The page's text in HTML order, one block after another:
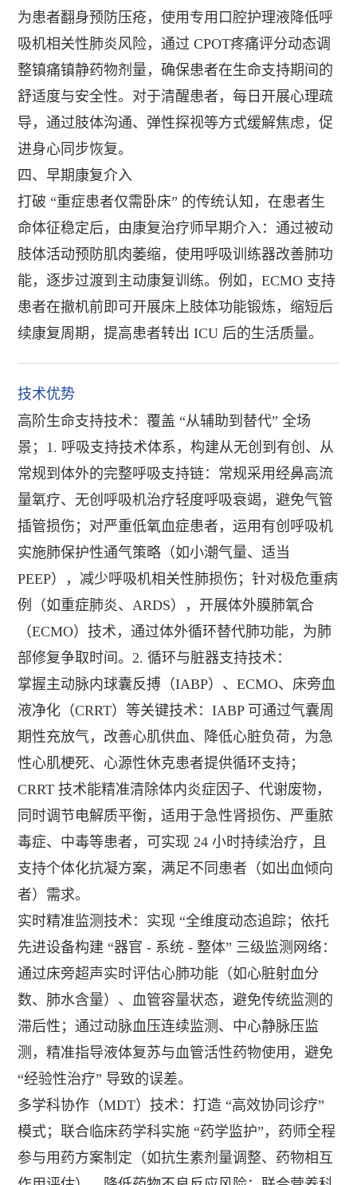
为患者翻身预防压疮，使用专用口腔护理液降低呼
吸机相关性肺炎风险，通过 CPOT疼痛评分动态调
整镇痛镇静药物剂量，确保患者在生命支持期间的
舒适度与安全性。对于清醒患者，每日开展心理疏
导，通过肢体沟通、弹性探视等方式缓解焦虑，促
进身心同步恢复。
四、早期康复介入
打破 “重症患者仅需卧床” 的传统认知，在患者生
命体征稳定后，由康复治疗师早期介入：通过被动
肢体活动预防肌肉萎缩，使用呼吸训练器改善肺功
能，逐步过渡到主动康复训练。例如，ECMO 支持
患者在撤机前即可开展床上肢体功能锻炼，缩短后
续康复周期，提高患者转出 ICU 后的生活质量。
技术优势
高阶生命支持技术：覆盖 “从辅助到替代” 全场
景；1. 呼吸支持技术体系，构建从无创到有创、从
常规到体外的完整呼吸支持链：常规采用经鼻高流
量氧疗、无创呼吸机治疗轻度呼吸衰竭，避免气管
插管损伤；对严重低氧血症患者，运用有创呼吸机
实施肺保护性通气策略（如小潮气量、适当
PEEP），减少呼吸机相关性肺损伤；针对极危重病
例（如重症肺炎、ARDS），开展体外膜肺氧合
（ECMO）技术，通过体外循环替代肺功能，为肺
部修复争取时间。2. 循环与脏器支持技术：
掌握主动脉内球囊反搏（IABP）、ECMO、床旁血
液净化（CRRT）等关键技术：IABP 可通过气囊周
期性充放气，改善心肌供血、降低心脏负荷，为急
性心肌梗死、心源性休克患者提供循环支持；
CRRT 技术能精准清除体内炎症因子、代谢废物，
同时调节电解质平衡，适用于急性肾损伤、严重脓
毒症、中毒等患者，可实现 24 小时持续治疗，且
支持个体化抗凝方案，满足不同患者（如出血倾向
者）需求。
实时精准监测技术：实现 “全维度动态追踪；依托
先进设备构建 “器官 - 系统 - 整体” 三级监测网络：
通过床旁超声实时评估心肺功能（如心脏射血分
数、肺水含量）、血管容量状态，避免传统监测的
滞后性；通过动脉血压连续监测、中心静脉压监
测，精准指导液体复苏与血管活性药物使用，避免
“经验性治疗” 导致的误差。
多学科协作（MDT）技术：打造 “高效协同诊疗”
模式；联合临床药学科实施 “药学监护”，药师全程
参与用药方案制定（如抗生素剂量调整、药物相互